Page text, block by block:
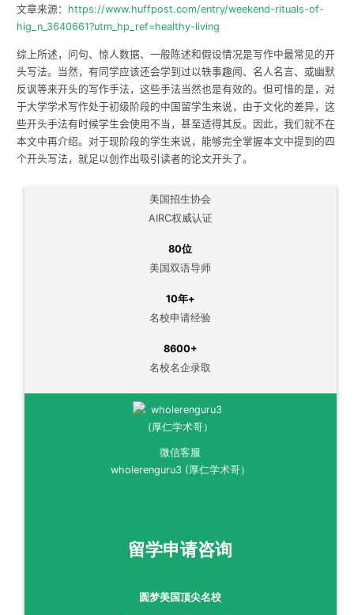
文章来源： https://www.huffpost.com/entry/weekend-rituals-of-
hig_n_3640661?utm_hp_ref=healthy-living
综上所述，问句、惊人数据、一般陈述和假设情况是写作中最常见的开
头写法。当然，有同学应该还会学到过以轶事趣闻、名人名言、或幽默
反讽等来开头的写作手法，这些手法当然也是有效的。但可惜的是，对
于大学学术写作处于初级阶段的中国留学生来说，由于文化的差异，这
些开头手法有时候学生会使用不当，甚至适得其反。因此，我们就不在
本文中再介绍。对于现阶段的学生来说，能够完全掌握本文中提到的四
个开头写法，就足以创作出吸引读者的论文开头了。
美国招生协会
AIRC权威认证
80位
美国双语导师
10年+
名校申请经验
8600+
名校名企录取
微信客服
wholerenguru3 (厚仁学术哥）
留学申请咨询
圆梦美国顶尖名校